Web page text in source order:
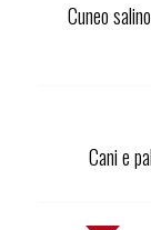
Cuneo
Cani e